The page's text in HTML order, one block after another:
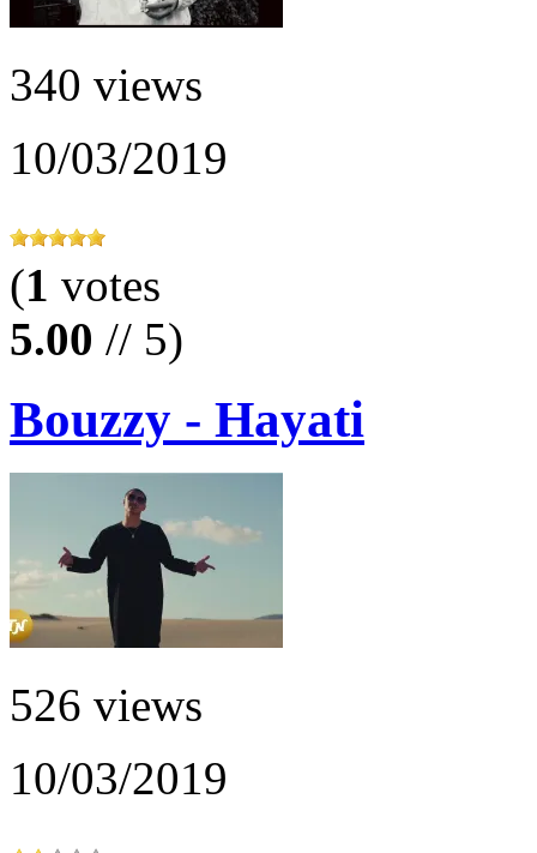
340 views
10/03/2019
(1 votes
5.00 // 5)
Bouzzy - Hayati
526 views
10/03/2019